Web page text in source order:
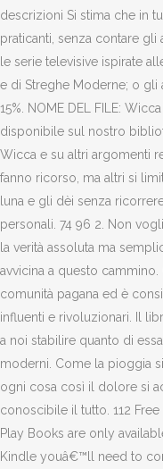
descrizioni Si stima che in
praticanti, senza contare
le serie televisive ispirate
e di Streghe Moderne; o
15%. NOME DEL FILE:
disponibile sul nostro
Wicca e su altri argomenti
fanno ricorso, ma altri si
luna e gli dèi senza
personali. 74 96 2. Non
la verità assoluta ma
avvicina a questo
comunità pagana ed è
influenti e rivoluzionari. Il
a noi stabilire quanto di
moderni. Come la pioggia
ogni cosa così il dolore si
conoscibile il tutto. 112
Play Books are only
Kindle youâ€™ll need to